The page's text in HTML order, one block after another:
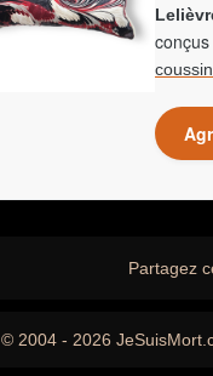
Partagez
© 2004 - 2026